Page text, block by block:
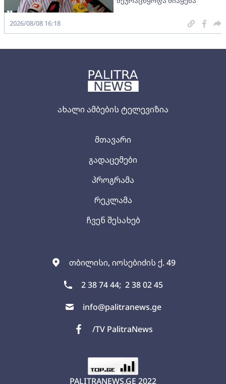
ახალი ამბების ტელევიზია
თბილისი, იოსებიძის ქ. 49
2 38 74 44; 2 38 02 45
info@palitranews.ge
/TV PalitraNews
მთავარი
გადაცემები
პროგრამა
რეკლამა
ჩვენ შესახებ
PALITRANEWS.GE 2022
2026/08/08 16:18